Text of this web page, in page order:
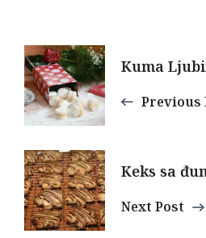
Post
Navigation
Kuma
Previous
Keks sa
Next Post